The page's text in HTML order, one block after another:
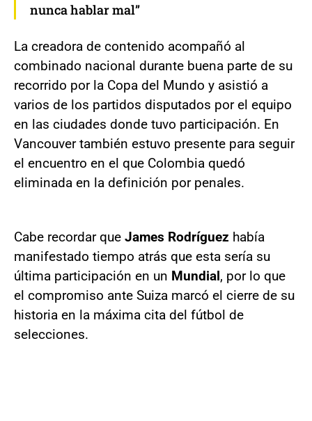
nunca hablar mal”
La creadora de contenido acompañó al
combinado nacional durante buena parte de su
recorrido por la Copa del Mundo y asistió a
varios de los partidos disputados por el equipo
en las ciudades donde tuvo participación. En
Vancouver también estuvo presente para seguir
el encuentro en el que Colombia quedó
eliminada en la definición por penales.
Cabe recordar que James Rodríguez había
manifestado tiempo atrás que esta sería su
última participación en un Mundial, por lo que
el compromiso ante Suiza marcó el cierre de su
historia en la máxima cita del fútbol de
selecciones.